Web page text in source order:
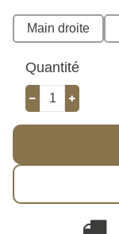
Main droite
Quantité